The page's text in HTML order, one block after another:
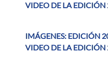
VIDEO DE LA
IMÁGENES: EDICIÓN
VIDEO DE LA